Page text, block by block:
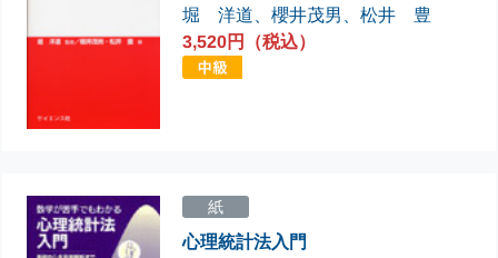
堀 洋道、櫻井茂男 、松井 豊
3,520円（税込）
紙
心理統計法入門